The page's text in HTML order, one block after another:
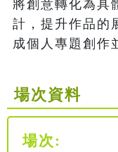
將創意轉化為具
計，提升作品的
成個人專題創作
場次資料
場次: